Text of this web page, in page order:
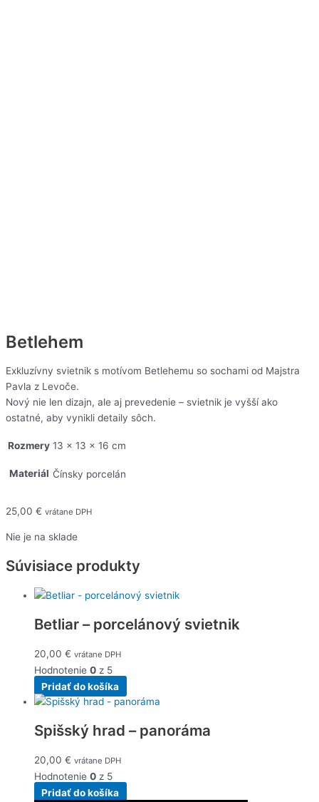
Betlehem
Exkluzívny svietnik s motívom Betlehemu so sochami od Majstra
Pavla z Levoče.
Nový nie len dizajn, ale aj prevedenie – svietnik je vyšší ako
ostatné, aby vynikli detaily sôch.
Rozmery 13 × 13 × 16 cm
Materiál Čínsky porcelán
25,00 € vrátane DPH
Nie je na sklade
Súvisiace produkty
Betliar – porcelánový svietnik
20,00 € vrátane DPH
Hodnotenie 0 z 5
Pridať do košíka
Spišský hrad – panoráma
20,00 € vrátane DPH
Hodnotenie 0 z 5
Pridať do košíka